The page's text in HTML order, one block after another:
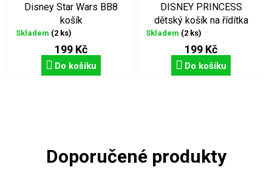
Disney Star Wars BB8
košík
Skladem (2 ks)
199 Kč
Do košíku
DISNEY PRINCESS
dětský košík na řídítka
Skladem (2 ks)
199 Kč
Do košíku